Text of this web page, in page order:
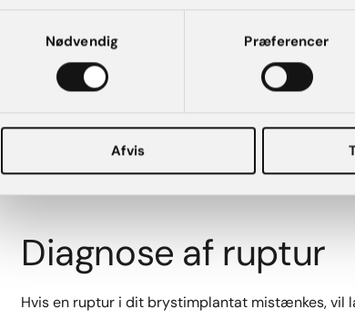
Nødvendig
Præferencer
Afvis
Saltvandsimplantater:
Hurtigt tab af volumen i brystet.​
Synlig asymmetri mellem brysterne.​
Det er vigtigt at bemærke, at nogle rupturer,
Diagnose af ruptur
Hvis en ruptur i dit brystimplantat mistænkes, vil